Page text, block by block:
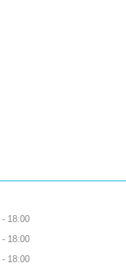
18:00
18:00
18:00